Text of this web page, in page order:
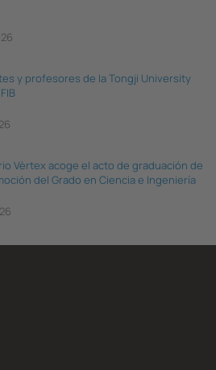
y profesores de la Tongji University
Vèrtex acoge el acto de graduación de
del Grado en Ciencia e Ingeniería